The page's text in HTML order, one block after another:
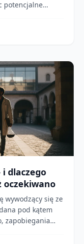
potencjalne
i dlaczego
oczekiwano
wywodzący się ze
pod kątem
zapobiegania